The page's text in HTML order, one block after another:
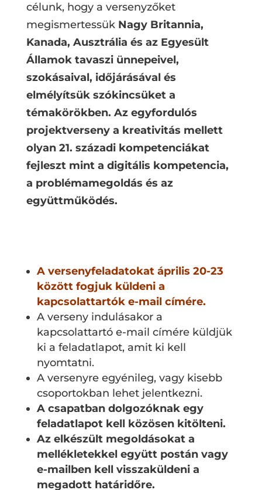
célunk, hogy a versenyzőket
megismertessük Nagy Britannia,
Kanada, Ausztrália és az Egyesült
Államok tavaszi ünnepeivel,
szokásaival, időjárásával és
elmélyítsük szókincsüket a
témakörökben. Az egyfordulós
projektverseny a kreativitás mellett
olyan 21. századi kompetenciákat
fejleszt mint a digitális kompetencia,
a problémamegoldás és az
együttműködés.
A versenyfeladatokat április 20-23
között fogjuk küldeni a
kapcsolattartók e-mail címére.
A verseny indulásakor a
kapcsolattartó e-mail címére küldjük
ki a feladatlapot, amit ki kell
nyomtatni.
A versenyre egyénileg, vagy kisebb
csoportokban lehet jelentkezni.
A csapatban dolgozóknak egy
feladatlapot kell közösen kitölteni.
Az elkészült megoldásokat a
mellékletekkel együtt postán vagy
e-mailben kell visszaküldeni a
megadott határidőre.